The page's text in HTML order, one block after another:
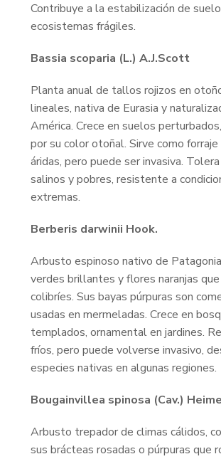
Contribuye a la estabilización de
ecosistemas frágiles.
Bassia scoparia (L.) A.J.Scott
Planta anual de tallos rojizos en
lineales, nativa de Eurasia y
América. Crece en suelos
por su color otoñal. Sirve como
áridas, pero puede ser invasiva.
salinos y pobres, resistente a
extremas.
Berberis darwinii Hook.
Arbusto espinoso nativo de
verdes brillantes y flores naranjas
colibríes. Sus bayas púrpuras son
usadas en mermeladas. Crece en
templados, ornamental en jardines.
fríos, pero puede volverse invasivo,
especies nativas en algunas regiones.
Bougainvillea spinosa (Cav.)
Arbusto trepador de climas cálidos,
sus brácteas rosadas o púrpuras que